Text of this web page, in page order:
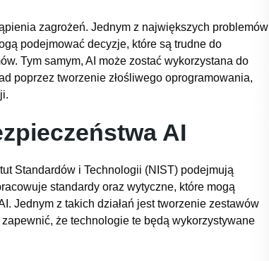
zagrożeń. Jednym z największych problemów
podejmować decyzje, które są trudne do
Tym samym, AI może zostać wykorzystana do
poprzez tworzenie złośliwego oprogramowania,
AI
Standardów i Technologii (NIST) podejmują
standardy oraz wytyczne, które mogą
Jednym z takich działań jest tworzenie zestawów
że technologie te będą wykorzystywane